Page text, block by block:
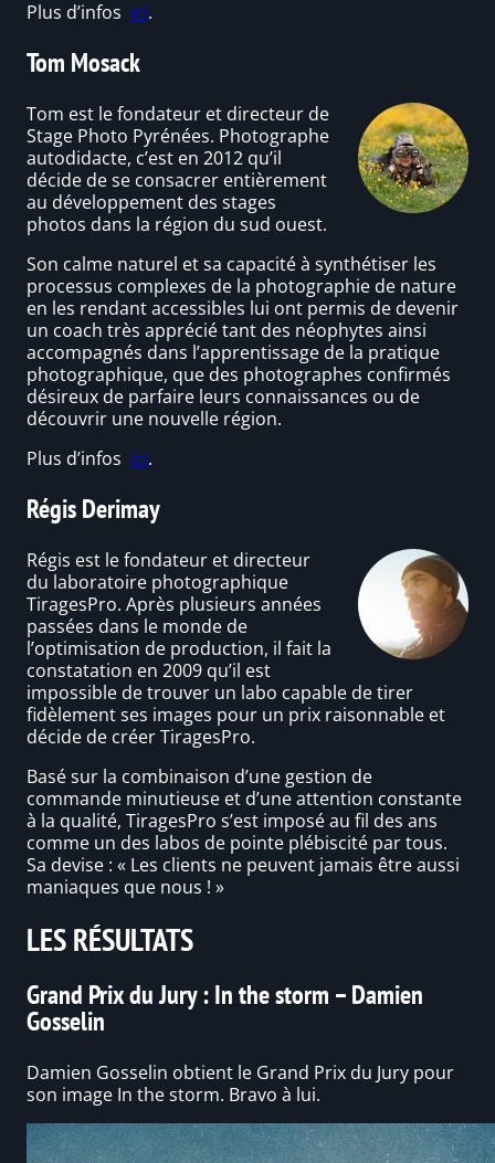
Plus d’infos ici.
Tom Mosack
Tom est le fondateur et directeur de
Stage Photo Pyrénées. Photographe
autodidacte, c’est en 2012 qu’il
décide de se consacrer entièrement
au développement des stages
photos dans la région du sud ouest.
Son calme naturel et sa capacité à synthétiser les
processus complexes de la photographie de nature
en les rendant accessibles lui ont permis de devenir
un coach très apprécié tant des néophytes ainsi
accompagnés dans l’apprentissage de la pratique
photographique, que des photographes confirmés
désireux de parfaire leurs connaissances ou de
découvrir une nouvelle région.
Plus d’infos ici.
Régis Derimay
Régis est le fondateur et directeur
du laboratoire photographique
TiragesPro. Après plusieurs années
passées dans le monde de
l’optimisation de production, il fait la
constatation en 2009 qu’il est
impossible de trouver un labo capable de tirer
fidèlement ses images pour un prix raisonnable et
décide de créer TiragesPro.
Basé sur la combinaison d’une gestion de
commande minutieuse et d’une attention constante
à la qualité, TiragesPro s’est imposé au fil des ans
comme un des labos de pointe plébiscité par tous.
Sa devise : « Les clients ne peuvent jamais être aussi
maniaques que nous ! »
LES RÉSULTATS
Grand Prix du Jury : In the storm – Damien
Gosselin
Damien Gosselin obtient le Grand Prix du Jury pour
son image In the storm. Bravo à lui.